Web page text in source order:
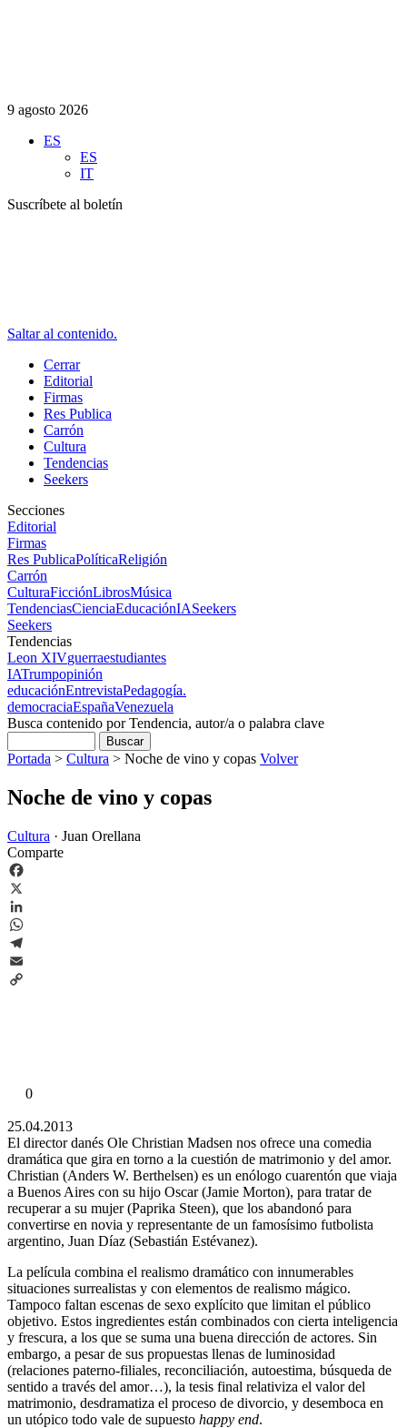
9 agosto 2026
ES
ES
IT
Suscríbete al boletín
Saltar al contenido.
Cerrar
Editorial
Firmas
Res Publica
Carrón
Cultura
Tendencias
Seekers
Secciones
Editorial
Firmas
Res PublicaPolíticaReligión
Carrón
CulturaFicciónLibrosMúsica
TendenciasCienciaEducaciónIASeekers
Seekers
Tendencias
Leon XIVguerraestudiantes
IATrumpopinión
educaciónEntrevistaPedagogía.
democraciaEspañaVenezuela
Busca contenido por Tendencia, autor/a o palabra clave
Portada > Cultura > Noche de vino y copas Volver
Noche de vino y copas
Cultura · Juan Orellana
Comparte
Facebook
X
LinkedIn
WhatsApp
Telegram
Email
0
25.04.2013
El director danés Ole Christian Madsen nos ofrece una comedia
dramática que gira en torno a la cuestión de matrimonio y del amor.
Christian (Anders W. Berthelsen) es un enólogo cuarentón que viaja
a Buenos Aires con su hijo Oscar (Jamie Morton), para tratar de
recuperar a su mujer (Paprika Steen), que los abandonó para
convertirse en novia y representante de un famosísimo futbolista
argentino, Juan Díaz (Sebastián Estévanez).
La película combina el realismo dramático con innumerables
situaciones surrealistas y con elementos de realismo mágico.
Tampoco faltan escenas de sexo explícito que limitan el público
objetivo. Estos ingredientes están combinados con cierta inteligencia
y frescura, a los que se suma una buena dirección de actores. Sin
embargo, a pesar de sus propuestas llenas de luminosidad
(relaciones paterno-filiales, reconciliación, autoestima, búsqueda de
sentido a través del amor…), la tesis final relativiza el valor del
matrimonio, desdramatiza el proceso de divorcio, y desemboca en
un utópico todo vale de supuesto happy end.